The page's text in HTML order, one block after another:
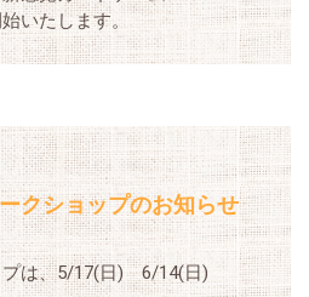
いたします。
クショップのお知らせ
プは、5/17(日) 6/14(日)